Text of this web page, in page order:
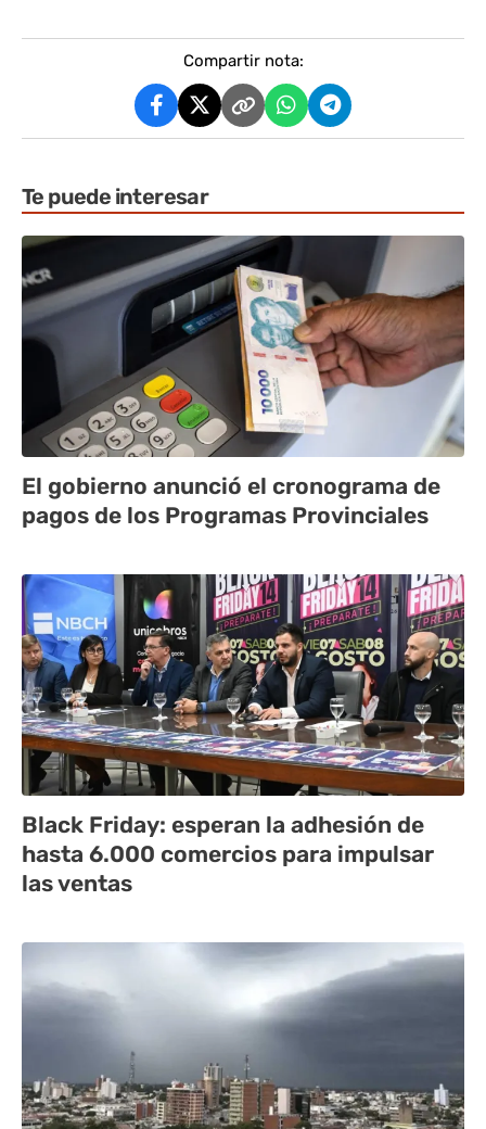
Compartir nota:
Te puede interesar
El gobierno anunció el cronograma de
pagos de los Programas Provinciales
Black Friday: esperan la adhesión de
hasta 6.000 comercios para impulsar
las ventas